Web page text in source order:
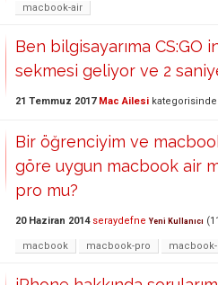
macbook-air
Ben bilgisayarıma CS:GO
sekmesi geliyor ve 2
21 Temmuz 2017 Mac Ailesi kategorisinde
Bir öğrenciyim ve
göre uygun macbook air
pro mu?
20 Haziran 2014 seraydefne Yeni Kullanıcı (
macbook macbook-pro